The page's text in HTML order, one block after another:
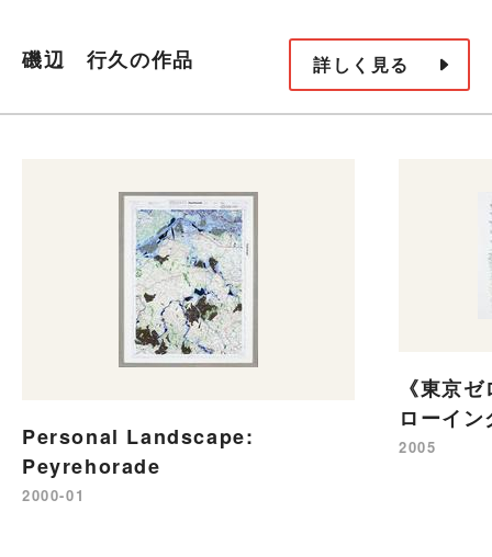
磯辺 行久の作品 詳しく見る
Personal Landscape:
Peyrehorade
2000-01
《東京
ローイン
2005